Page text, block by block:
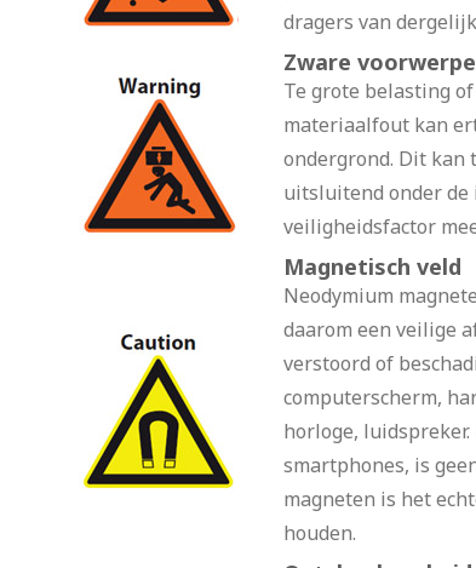
dragers van
Zware
Te grote belasting
materiaalfout kan
ondergrond. Dit kan
uitsluitend onder de
veiligheidsfactor
Magnetisch veld
Neodymium
daarom een veilige
verstoord of
computerscherm,
horloge,
smartphones, is
magneten is het
houden.